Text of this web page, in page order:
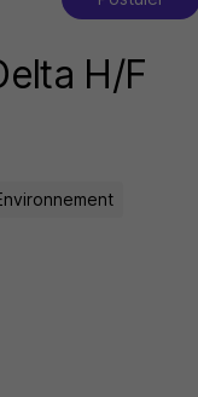
H/F